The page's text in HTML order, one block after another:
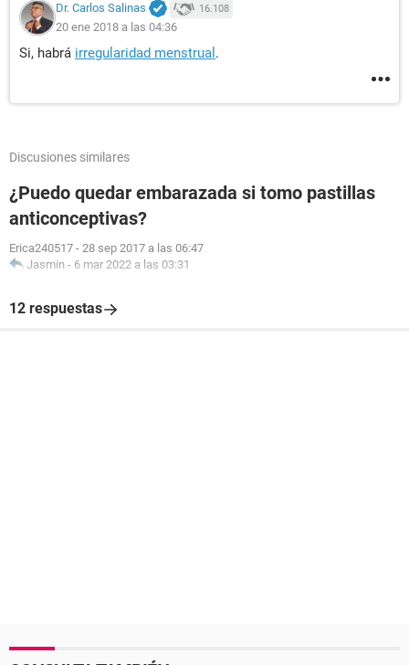
Dr. Carlos Salinas 16.108
20 ene 2018 a las 04:36
Si, habrá irregularidad menstrual .
Discusiones similares
¿Puedo quedar embarazada si tomo pastillas
anticonceptivas?
Erica240517 - 28 sep 2017 a las 06:47
Jasmin - 6 mar 2022 a las 03:31
12 respuestas